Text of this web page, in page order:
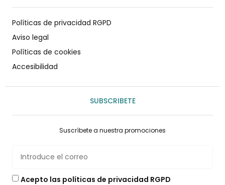
Políticas de privacidad RGPD
Aviso legal
Políticas de cookies
Accesibilidad
SUBSCRIBETE
Suscríbete a nuestra promociones
Acepto las políticas de privacidad RGPD